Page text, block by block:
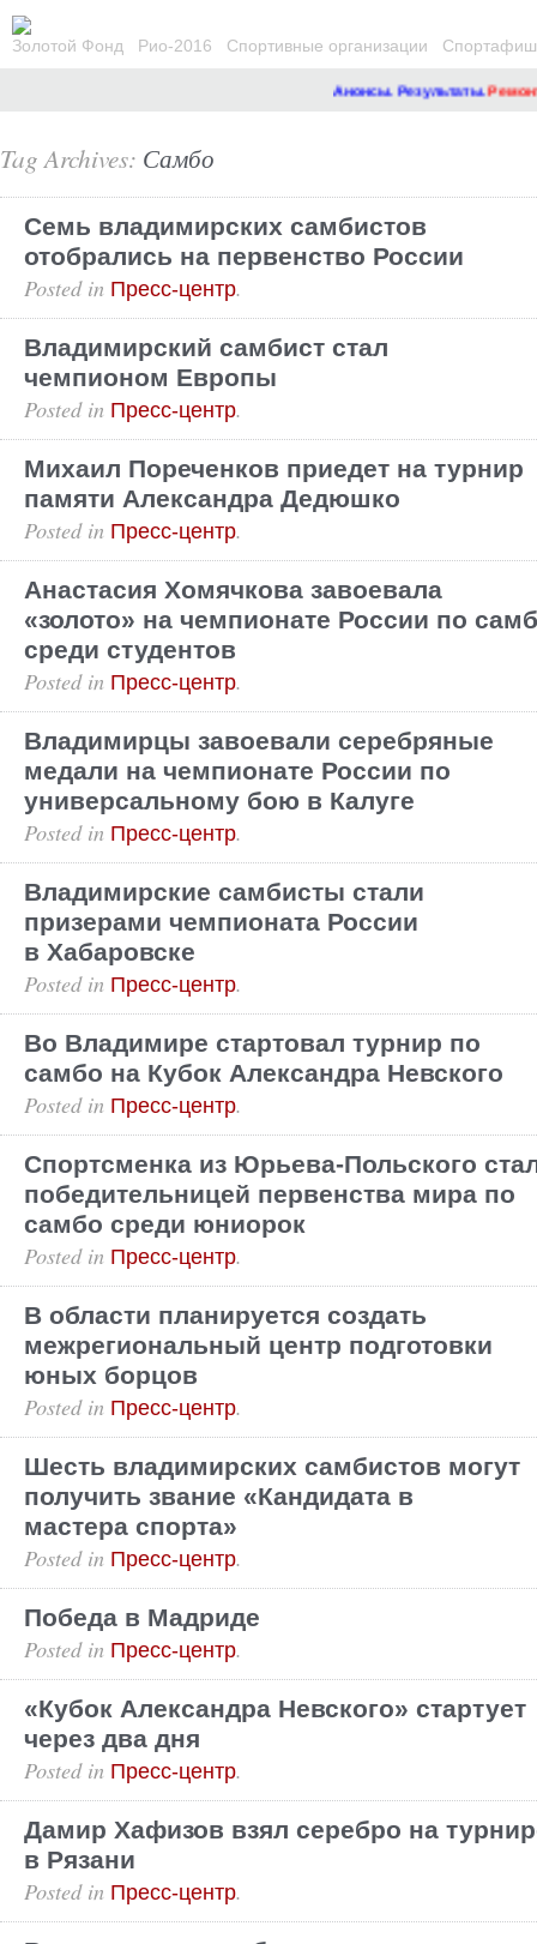
Золотой Фонд Рио-2016 Спортивные организации
Анонсы. Результаты.Ремонт сайта
Tag Archives: Самбо
Семь владимирских самбистов
отобрались на первенство России
Posted in Пресс-центр.
Владимирский самбист стал
чемпионом Европы
Posted in Пресс-центр.
Михаил Пореченков приедет на турнир
памяти Александра Дедюшко
Posted in Пресс-центр.
Анастасия Хомячкова завоевала
«золото» на чемпионате России по
среди студентов
Posted in Пресс-центр.
Владимирцы завоевали серебряные
медали на чемпионате России по
универсальному бою в Калуге
Posted in Пресс-центр.
Владимирские самбисты стали
призерами чемпионата России
в Хабаровске
Posted in Пресс-центр.
Во Владимире стартовал турнир по
самбо на Кубок Александра Невского
Posted in Пресс-центр.
Спортсменка из Юрьева-Польского
победительницей первенства мира по
самбо среди юниорок
Posted in Пресс-центр.
В области планируется создать
межрегиональный центр подготовки
юных борцов
Posted in Пресс-центр.
Шесть владимирских самбистов могут
получить звание «Кандидата в
мастера спорта»
Posted in Пресс-центр.
Победа в Мадриде
Posted in Пресс-центр.
«Кубок Александра Невского» стартует
через два дня
Posted in Пресс-центр.
Дамир Хафизов взял серебро на
в Рязани
Posted in Пресс-центр.